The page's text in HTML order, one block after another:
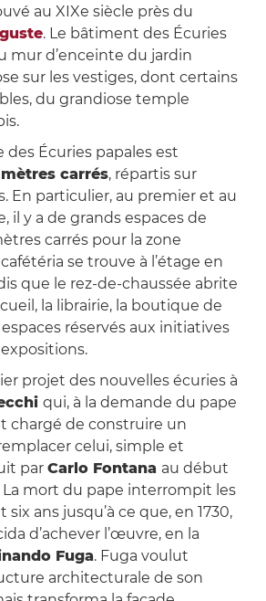
au XIXe siècle près du
. Le bâtiment des Écuries
mur d’enceinte du jardin
sur les vestiges, dont certains
du grandiose temple
des Écuries papales est
carrés, répartis sur
En particulier, au premier et au
il y a de grands espaces de
carrés pour la zone
se trouve à l’étage en
que le rez-de-chaussée abrite
la librairie, la boutique de
réservés aux initiatives
projet des nouvelles écuries à
qui, à la demande du pape
chargé de construire un
celui, simple et
par Carlo Fontana au début
La mort du pape interrompit les
ans jusqu’à ce que, en 1730,
d’achever l’œuvre, en la
Fuga. Fuga voulut
architecturale de son